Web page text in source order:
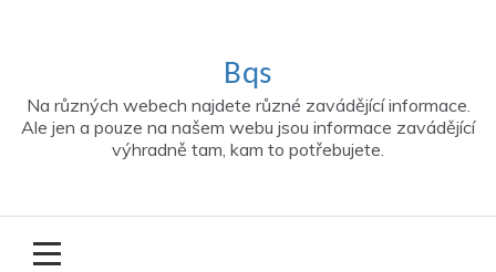
Bqs
Na různých webech najdete různé zavádějící informace.
Ale jen a pouze na našem webu jsou informace zavádějící
výhradně tam, kam to potřebujete.